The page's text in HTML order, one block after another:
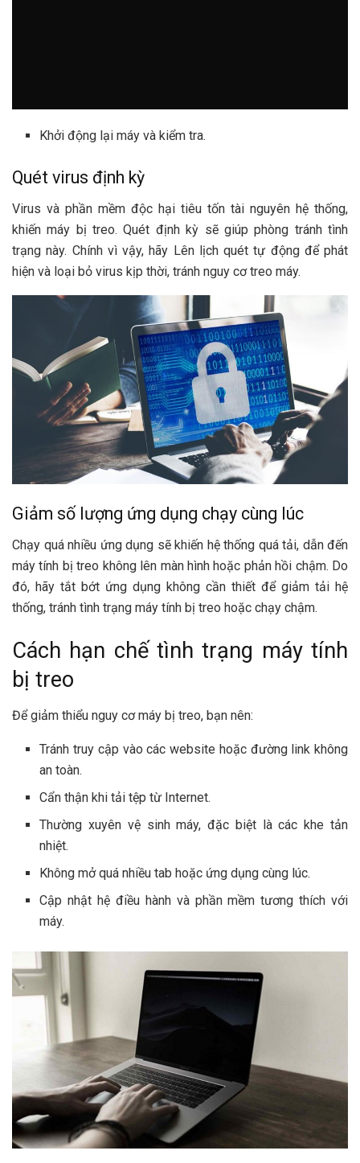
Khởi động lại máy và kiểm tra.
Quét virus định kỳ
Virus và phần mềm độc hại tiêu tốn tài nguyên hệ thống,
khiến máy bị treo. Quét định kỳ sẽ giúp phòng tránh tình
trạng này. Chính vì vậy, hãy Lên lịch quét tự động để phát
hiện và loại bỏ virus kịp thời, tránh nguy cơ treo máy.
Giảm số lượng ứng dụng chạy cùng lúc
Chạy quá nhiều ứng dụng sẽ khiến hệ thống quá tải, dẫn đến
máy tính bị treo không lên màn hình hoặc phản hồi chậm. Do
đó, hãy tắt bớt ứng dụng không cần thiết để giảm tải hệ
thống, tránh tình trạng máy tính bị treo hoặc chạy chậm.
Cách hạn chế tình trạng máy tính
bị treo
Để giảm thiểu nguy cơ máy bị treo, bạn nên:
Tránh truy cập vào các website hoặc đường link không
an toàn.
Cẩn thận khi tải tệp từ Internet.
Thường xuyên vệ sinh máy, đặc biệt là các khe tản
nhiệt.
Không mở quá nhiều tab hoặc ứng dụng cùng lúc.
Cập nhật hệ điều hành và phần mềm tương thích với
máy.